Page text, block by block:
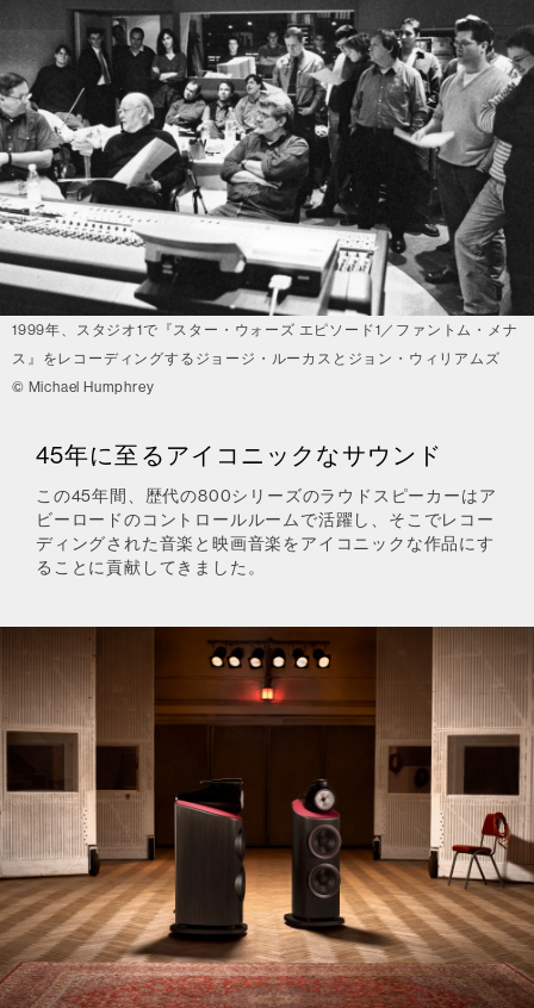
45年に至るアイコニックなサウンド
この45年間、歴代の800シリーズのラウドスピーカーはア
ビーロードのコントロールルームで活躍し、そこでレコー
ディングされた音楽と映画音楽をアイコニックな作品にす
ることに貢献してきました。
1999年、スタジオ1で『スター・ウォーズ エピソード1／ファントム・メナ
ス』をレコーディングするジョージ・ルーカスとジョン・ウィリアムズ
© Michael Humphrey